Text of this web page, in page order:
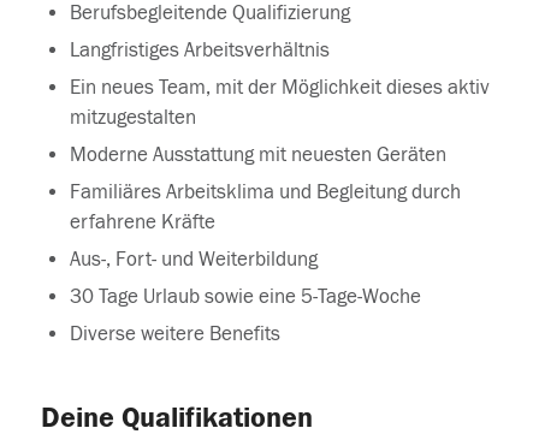
Berufsbegleitende Qualifizierung
Langfristiges Arbeitsverhältnis
Ein neues Team, mit der Möglichkeit dieses aktiv
mitzugestalten
Moderne Ausstattung mit neuesten Geräten
Familiäres Arbeitsklima und Begleitung durch
erfahrene Kräfte
Aus-, Fort- und Weiterbildung
30 Tage Urlaub sowie eine 5-Tage-Woche
Diverse weitere Benefits
Deine Qualifikationen